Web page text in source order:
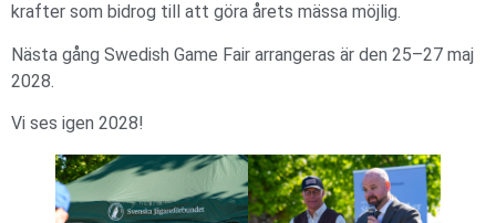
krafter som bidrog till att göra årets mässa möjlig.
Nästa gång Swedish Game Fair arrangeras är den 25–27 maj
2028.
Vi ses igen 2028!